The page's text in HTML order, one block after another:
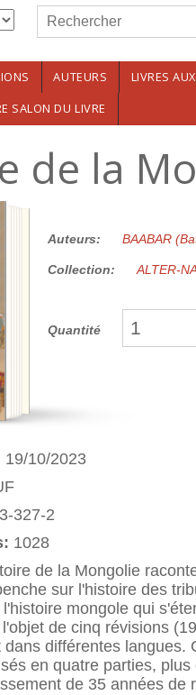
de
Rechercher
AUTEURS LIVRES
SALON DU LIVRE
de la
Auteurs: BAABAR
Collection: ALTER-
Quantité
19/10/2023
327-2
1028
de la Mongolie
sur l'histoire des
mongole qui
de cinq révisions
différentes
en quatre parties,
de 35 années